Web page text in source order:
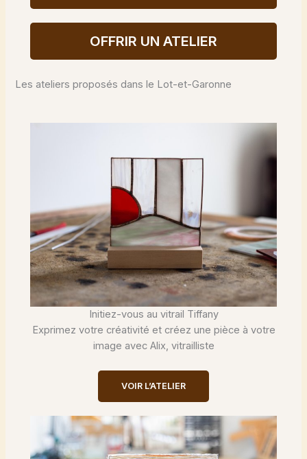
OFFRIR UN ATELIER
Les ateliers proposés dans le Lot-et-Garonne
Initiez-vous au vitrail Tiffany
Exprimez votre créativité et créez une pièce à votre
image avec Alix, vitrailliste
VOIR L’ATELIER